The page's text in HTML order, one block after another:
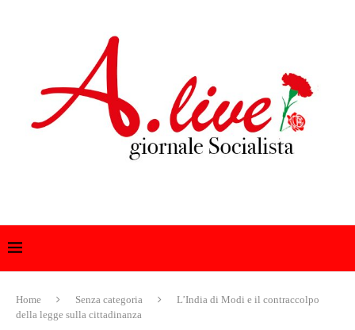
Home Senza categoria
L’India di Modi e il contraccolpo
della legge sulla cittadinanza